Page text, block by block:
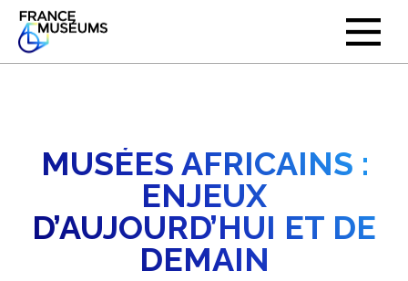
MUSÉES AFRICAINS :
ENJEUX
D’AUJOURD’HUI ET DE
DEMAIN